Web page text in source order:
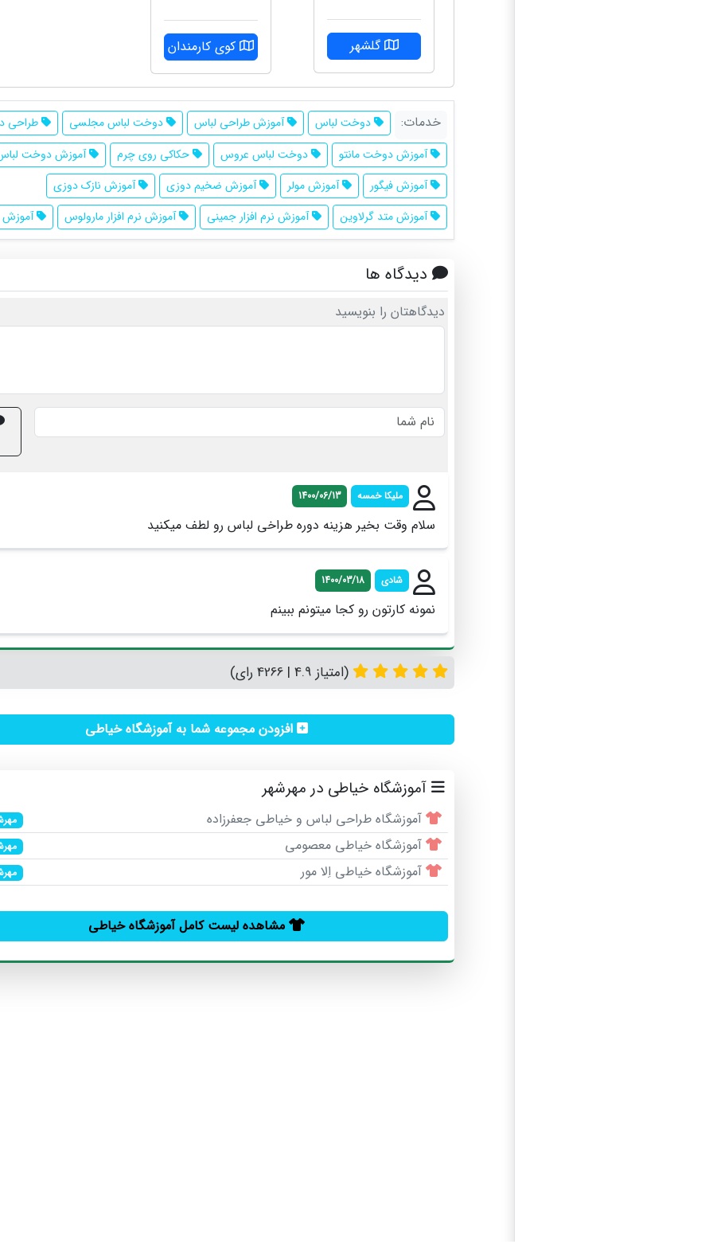
گلشهر کوی کارمندان
خدمات: دوخت لباس آموزش طراحی لباس دوخت لباس مجلسی
طراحی
آموزش دوخت مانتو
دوخت لباس عروس حکاکی روی چرم
آموزش دوخت
آموزش فیگور
آموزش مولر آموزش ضخیم دوزی
آموزش نازک دوزی
آموزش متد گرلاوین
آموزش نرم افزار جمینی آموزش نرم افزار مارولوس آموزش
دیدگاه ها
دیدگاهتان را بنویسید
ملیکا خمسه 1400/06/13
سلام وقت بخیر هزینه دوره طراخی لباس رو لطف میکنید
شادی 1400/03/18
نمونه کارتون رو کجا میتونم ببینم
(امتیاز 4.9 | 4266 رای)
افزودن مجموعه شما به آموزشگاه خیاطی
آموزشگاه خیاطی در مهرشهر
آموزشگاه طراحی لباس و خیاطی جعفرزاده
آموزشگاه خیاطی معصومی
آموزشگاه خیاطی اِلا مور
مشاهده لیست کامل آموزشگاه خیاطی